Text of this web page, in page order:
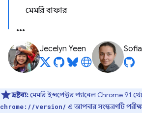
মেমরি বাফার
Jecelyn Yeen
দ্রষ্টব্য:মেমরি ইন্সপেক্টর প্যানেল Chrome 91
chrome://version/ এ আপনার সংস্করণটি